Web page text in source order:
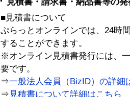
見積書・請求書・納品書等の
■見積書について
ぷらっとオンラインでは、24時
することができます。
※オンライン見積書発行には、
要です。
⇒一般法人会員（BizID）の詳細
⇒ 見積書について詳細はこちら